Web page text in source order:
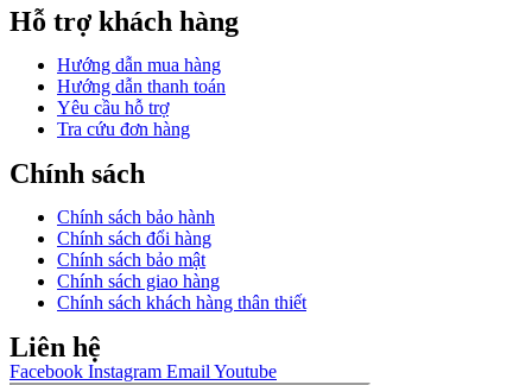
Hỗ trợ khách hàng
Hướng dẫn mua hàng
Hướng dẫn thanh toán
Yêu cầu hỗ trợ
Tra cứu đơn hàng
Chính sách
Chính sách bảo hành
Chính sách đổi hàng
Chính sách bảo mật
Chính sách giao hàng
Chính sách khách hàng thân thiết
Liên hệ
Facebook Instagram Email Youtube